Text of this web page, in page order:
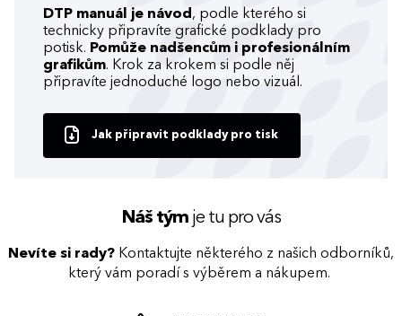
DTP manuál je návod , podle kterého si
technicky připravíte grafické podklady pro
potisk. Pomůže nadšencům i profesionálním
grafikům. Krok za krokem si podle něj
připravíte jednoduché logo nebo vizuál.
Jak připravit podklady pro tisk
Náš týmje tu pro vás
Nevíte si rady? Kontaktujte některého z našich odborníků,
který vám poradí s výběrem a nákupem.